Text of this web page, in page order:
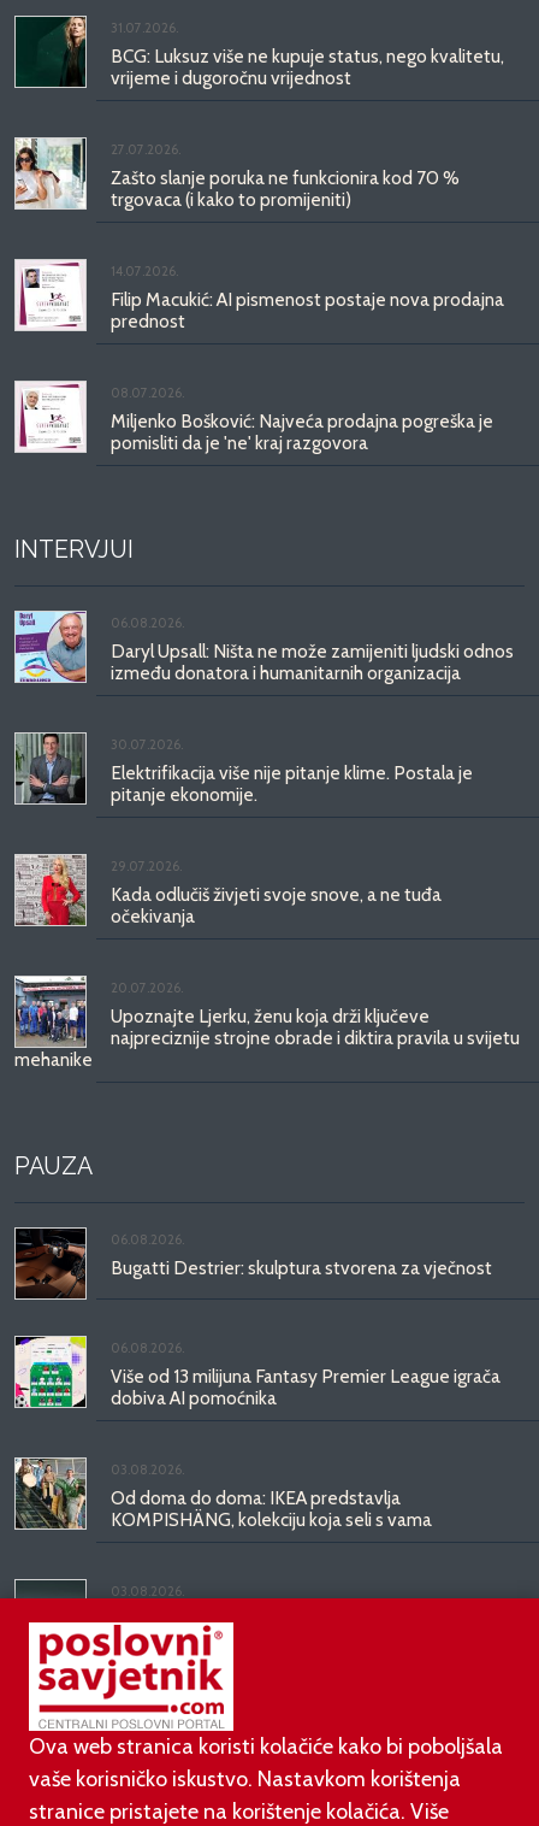
31.07.2026.
BCG: Luksuz više ne kupuje status, nego kvalitetu,
vrijeme i dugoročnu vrijednost
27.07.2026.
Zašto slanje poruka ne funkcionira kod 70 %
trgovaca (i kako to promijeniti)
14.07.2026.
Filip Macukić: AI pismenost postaje nova prodajna
prednost
08.07.2026.
Miljenko Bošković: Najveća prodajna pogreška je
pomisliti da je 'ne' kraj razgovora
INTERVJUI
06.08.2026.
Daryl Upsall: Ništa ne može zamijeniti ljudski odnos
između donatora i humanitarnih organizacija
30.07.2026.
Elektrifikacija više nije pitanje klime. Postala je
pitanje ekonomije.
29.07.2026.
Kada odlučiš živjeti svoje snove, a ne tuđa
očekivanja
20.07.2026.
Upoznajte Ljerku, ženu koja drži ključeve
najpreciznije strojne obrade i diktira pravila u svijetu
mehanike
PAUZA
06.08.2026.
Bugatti Destrier: skulptura stvorena za vječnost
06.08.2026.
Više od 13 milijuna Fantasy Premier League igrača
dobiva AI pomoćnika
03.08.2026.
Od doma do doma: IKEA predstavlja
KOMPISHÄNG, kolekciju koja seli s vama
03.08.2026.
Kineski BYD predstavio luksuznu limuzinu veću od
Mercedesove S-klase, obećava domet do 1.000
kilometara
Ova web stranica koristi kolačiće kako bi poboljšala
vaše korisničko iskustvo. Nastavkom korištenja
stranice pristajete na korištenje kolačića. Više